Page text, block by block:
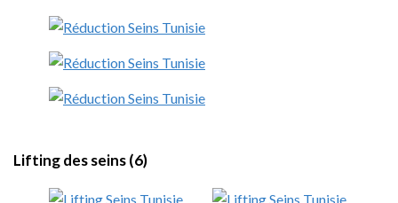
Lifting des seins (6)